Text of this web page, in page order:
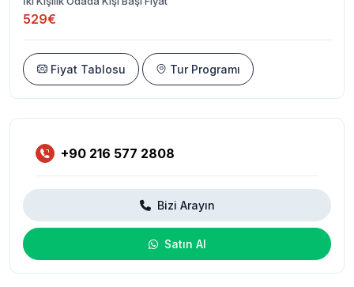
529€
Fiyat Tablosu Tur Programı
+90 216 577 2808
Bizi Arayın
Satın Al